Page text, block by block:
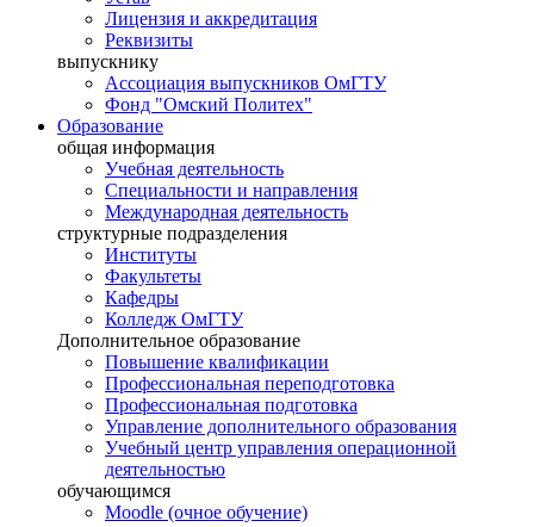
Лицензия и аккредитация
Реквизиты
выпускнику
Ассоциация выпускников ОмГТУ
Фонд "Омский Политех"
Образование
общая информация
Учебная деятельность
Специальности и направления
Международная деятельность
структурные подразделения
Институты
Факультеты
Кафедры
Колледж ОмГТУ
Дополнительное образование
Повышение квалификации
Профессиональная переподготовка
Профессиональная подготовка
Управление дополнительного образования
Учебный центр управления операционной
деятельностью
обучающимся
Moodle (очное обучение)